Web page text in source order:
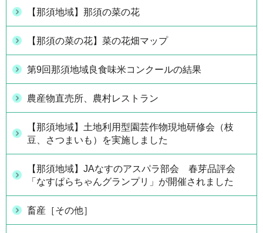
【那須地域】那須の菜の花
【那須の菜の花】菜の花畑マップ
第9回那須地域良食味米コンクールの結果
農産物直売所、農村レストラン
【那須地域】土地利用型園芸作物現地研修会（枝
豆、さつまいも）を実施しました
【那須地域】JAなすのアスパラ部会 春芽品評会
「なすぱらちゃんグランプリ」が開催されました
畜産［その他］